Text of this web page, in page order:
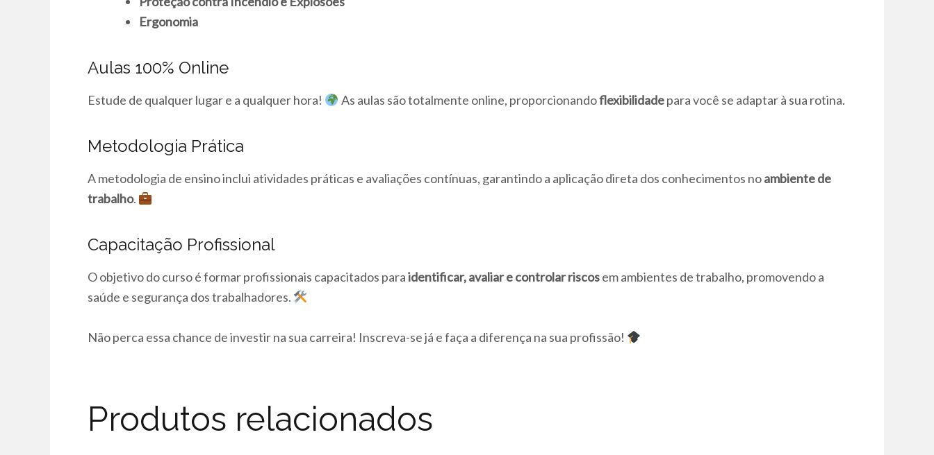
Ergonomia
Aulas 100% Online
Estude de qualquer lugar e a qualquer hora! As aulas são totalmente online, proporcionandoflexibilidadepara você se adaptar à sua rotina.
Metodologia Prática
A metodologia de ensino inclui atividades práticas e avaliações contínuas, garantindo a aplicação direta dos conhecimentos noambiente de
trabalho.
Capacitação Profissional
O objetivo do curso é formar profissionais capacitados paraidentificar, avaliar e controlar riscosem ambientes de trabalho, promovendo a
saúde e segurança dos trabalhadores.
Não perca essa chance de investir na sua carreira! Inscreva-se já e faça a diferença na sua profissão!
Produtos relacionados